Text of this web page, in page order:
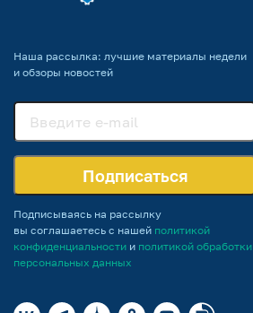
Наша рассылка: лучшие материалы недели
и обзоры новостей
Подписаться
Подписываясь на рассылку
вы соглашаетесь с нашей политикой
конфиденциальности и политикой обработки
персональных данных